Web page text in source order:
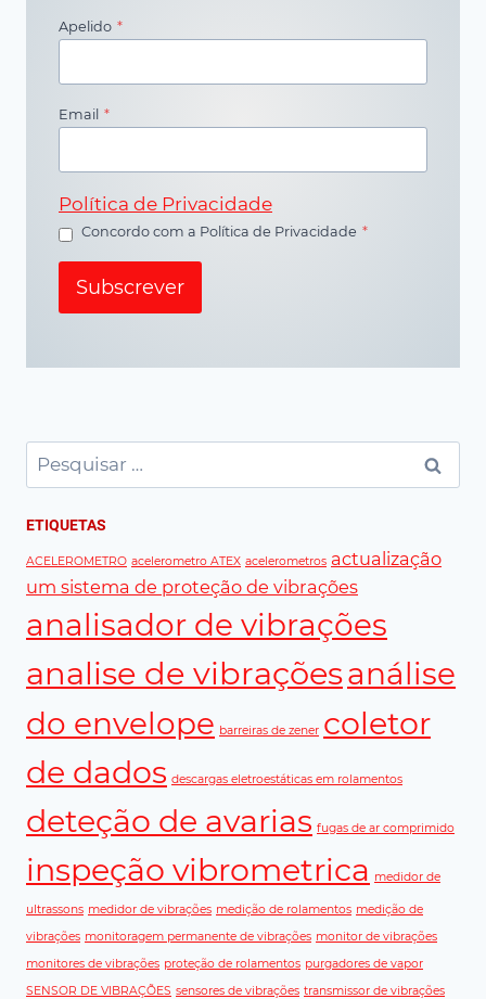
Apelido *
Email *
Política de Privacidade
Concordo com a Política de Privacidade *
Subscrever
Pesquisar
por:
ETIQUETAS
ACELEROMETRO acelerometro ATEX acelerometros actualização
um sistema de proteção de vibrações
analisador de vibrações
analise de vibraçõesanálise
do envelope barreiras de zener coletor
de dados descargas eletroestáticas em rolamentos
deteção de avarias fugas de ar comprimido
inspeção vibrometrica medidor de
ultrassons medidor de vibrações medição de rolamentos medição de
vibrações monitoragem permanente de vibrações monitor de vibrações
monitores de vibrações proteção de rolamentos purgadores de vapor
SENSOR DE VIBRAÇÕES sensores de vibrações transmissor de vibrações